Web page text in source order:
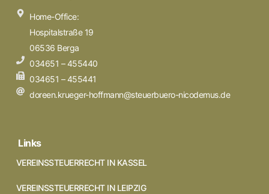
Home-Office:
Hospitalstraße 19
06536 Berga
034651 – 455440
034651 – 455441
doreen.krueger-hoffmann@steuerbuero-nicodemus.de
Links
VEREINSSTEUERRECHT IN KASSEL
VEREINSSTEUERRECHT IN LEIPZIG